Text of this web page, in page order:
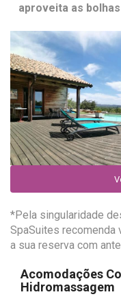
aproveita as
*Pela singularidade
SpaSuites recomenda
a sua reserva com
Acomodações
Hidromassagem